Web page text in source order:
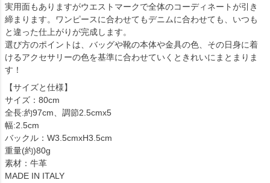
実用面もありますがウエストマークで全体のコーディネートが引き
締まります。ワンピースに合わせてもデニムに合わせても、いつも
と違った仕上がりが完成します。
選び方のポイントは、バッグや靴の本体や金具の色、その日身に着
けるアクセサリーの色を基準に合わせていくときれいにまとまりま
す！
【サイズと仕様】
サイズ：80cm
全長:約97cm、調節2.5cmx5
幅:2.5cm
バックル：W3.5cmxH3.5cm
重量(約)80g
素材：牛革
MADE IN ITALY